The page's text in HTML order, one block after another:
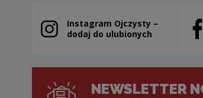
Instagram Ojczysty –
dodaj do ulubionych
Uwaga, link zostanie otwarty w
NEWSLETTER